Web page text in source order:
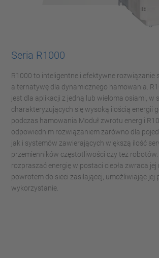
Seria R1000
R1000 to inteligentne i efektywne rozwiązanie
alternatywę dla dynamicznego hamowania.
jest dla aplikacji z jedną lub wieloma osiami, w
charakteryzujących się wysoką ilością energii
podczas hamowania. Moduł zwrotu energii
odpowiednim rozwiązaniem zarówno dla
jak i systemów zawierających większą ilość
przemienników częstotliwości czy też
rozpraszać energię w postaci ciepła zwraca jej
powrotem do sieci zasilającej, umożliwiając jej
wykorzystanie.